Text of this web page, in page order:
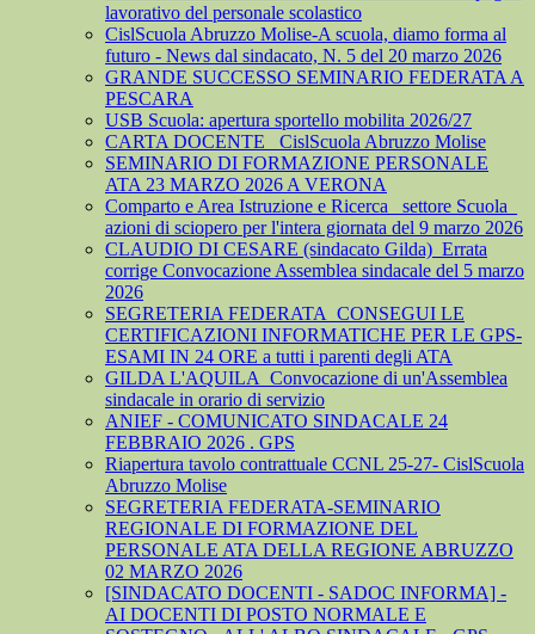
lavorativo del personale scolastico
CislScuola Abruzzo Molise-A scuola, diamo forma al
futuro - News dal sindacato, N. 5 del 20 marzo 2026
GRANDE SUCCESSO SEMINARIO FEDERATA A
PESCARA
USB Scuola: apertura sportello mobilita 2026/27
CARTA DOCENTE_ CislScuola Abruzzo Molise
SEMINARIO DI FORMAZIONE PERSONALE
ATA 23 MARZO 2026 A VERONA
Comparto e Area Istruzione e Ricerca_ settore Scuola_
azioni di sciopero per l'intera giornata del 9 marzo 2026
CLAUDIO DI CESARE (sindacato Gilda)_Errata
corrige Convocazione Assemblea sindacale del 5 marzo
2026
SEGRETERIA FEDERATA_CONSEGUI LE
CERTIFICAZIONI INFORMATICHE PER LE GPS-
ESAMI IN 24 ORE a tutti i parenti degli ATA
GILDA L'AQUILA_Convocazione di un'Assemblea
sindacale in orario di servizio
ANIEF - COMUNICATO SINDACALE 24
FEBBRAIO 2026 . GPS
Riapertura tavolo contrattuale CCNL 25-27- CislScuola
Abruzzo Molise
SEGRETERIA FEDERATA-SEMINARIO
REGIONALE DI FORMAZIONE DEL
PERSONALE ATA DELLA REGIONE ABRUZZO
02 MARZO 2026
[SINDACATO DOCENTI - SADOC INFORMA] -
AI DOCENTI DI POSTO NORMALE E